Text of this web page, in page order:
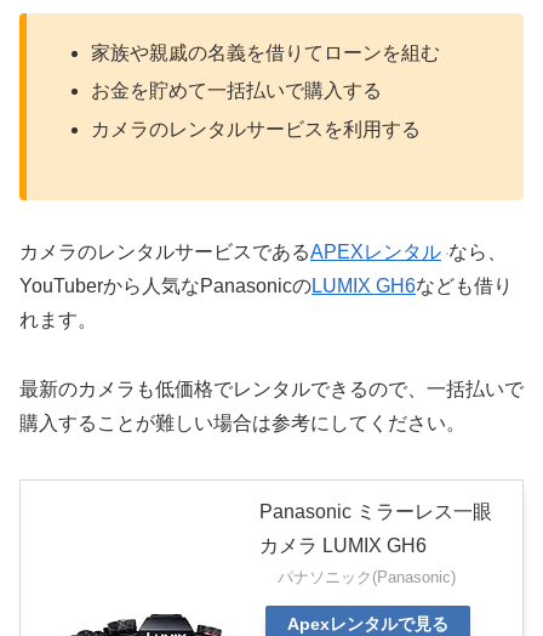
家族や親戚の名義を借りてローンを組む
お金を貯めて一括払いで購入する
カメラのレンタルサービスを利用する
カメラのレンタルサービスであるAPEXレンタル なら、
YouTuberから人気なPanasonicのLUMIX GH6なども借り
れます。
最新のカメラも低価格でレンタルできるので、一括払いで
購入することが難しい場合は参考にしてください。
Panasonic ミラーレス一眼
カメラ LUMIX GH6
パナソニック(Panasonic)
Apexレンタルで見る